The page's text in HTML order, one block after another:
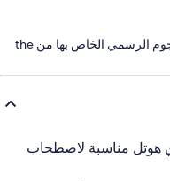
حصلت هذه المنشأة على تصنيف النجوم الرسمي الخاص بها من the
هوتل مناسبة لاصطحاب